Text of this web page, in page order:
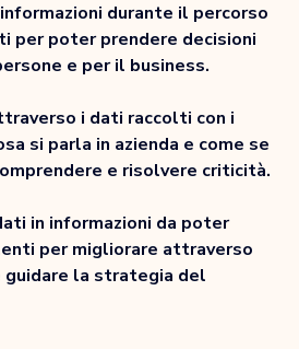
durante il percorso
per poter prendere decisioni
e per il business.
i dati raccolti con i
si parla in azienda e come se
e risolvere criticità.
in informazioni da poter
per migliorare attraverso
guidare la strategia del